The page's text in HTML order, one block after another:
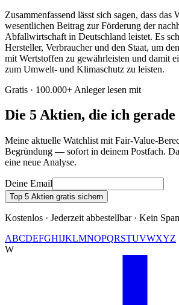
Zusammenfassend lässt sich sagen, dass das
wesentlichen Beitrag zur Förderung der
Abfallwirtschaft in Deutschland leistet. Es
Hersteller, Verbraucher und den Staat, um
mit Wertstoffen zu gewährleisten und damit
zum Umwelt- und Klimaschutz zu leisten.
Gratis · 100.000+ Anleger lesen mit
Die 5 Aktien, die ich gerade
Meine aktuelle Watchlist mit Fair-Value-
Begründung — sofort in deinem Postfach.
eine neue Analyse.
Deine Email
Top 5 Aktien gratis sichern
Kostenlos · Jederzeit abbestellbar · Kein
ABCDEFGHIJKLMNOPQRSTUVWXYZ
W